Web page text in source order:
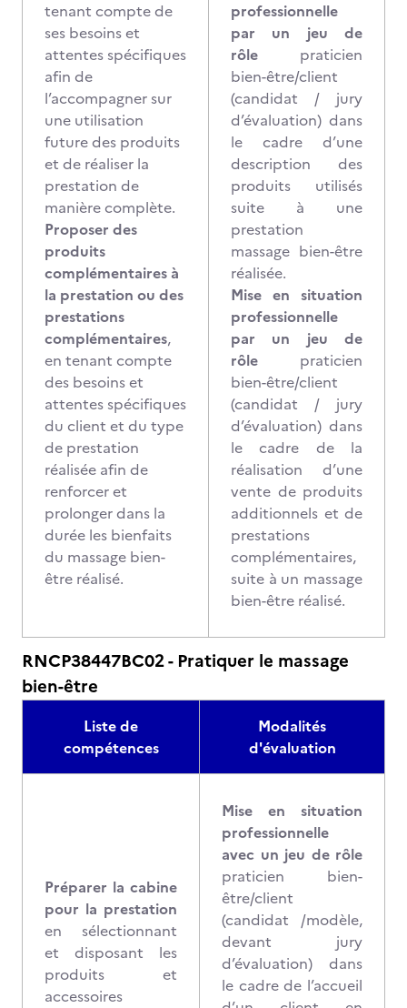
tenant compte de
ses besoins et
attentes spécifiques
afin de
l’accompagner sur
une utilisation
future des produits
et de réaliser la
prestation de
manière complète.
Proposer des
produits
complémentaires à
la prestation ou des
prestations
complémentaires,
en tenant compte
des besoins et
attentes spécifiques
du client et du type
de prestation
réalisée afin de
renforcer et
prolonger dans la
durée les bienfaits
du massage bien-
être réalisé.
professionnelle
par un jeu de
rôle praticien
bien-être/client
(candidat / jury
d’évaluation) dans
le cadre d’une
description des
produits utilisés
suite à une
prestation
massage bien-être
réalisée.
Mise en situation
professionnelle
par un jeu de
rôle praticien
bien-être/client
(candidat / jury
d’évaluation) dans
le cadre de la
réalisation d’une
vente de produits
additionnels et de
prestations
complémentaires,
suite à un massage
bien-être réalisé.
RNCP38447BC02 - Pratiquer le massage
bien-être
Liste de
compétences
Modalités
d'évaluation
Préparer la cabine
pour la prestation
en sélectionnant
et disposant les
produits et
accessoires
Mise en situation
professionnelle
avec un jeu de rôle
praticien bien-
être/client
(candidat /modèle,
devant jury
d’évaluation) dans
le cadre de l’accueil